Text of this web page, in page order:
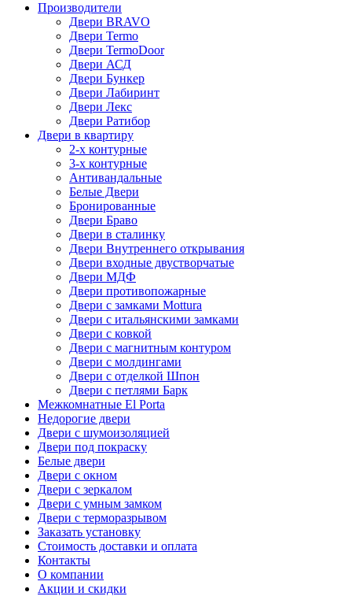
Производители
Двери BRAVO
Двери Termo
Двери TermoDoor
Двери АСД
Двери Бункер
Двери Лабиринт
Двери Лекс
Двери Ратибор
Двери в квартиру
2-х контурные
3-х контурные
Антивандальные
Белые Двери
Бронированные
Двери Браво
Двери в сталинку
Двери Внутреннего открывания
Двери входные двустворчатые
Двери МДФ
Двери противопожарные
Двери с замками Mottura
Двери с итальянскими замками
Двери с ковкой
Двери с магнитным контуром
Двери с молдингами
Двери с отделкой Шпон
Двери с петлями Барк
Межкомнатные El Porta
Недорогие двери
Двери с шумоизоляцией
Двери под покраску
Белые двери
Двери с окном
Двери с зеркалом
Двери с умным замком
Двери с терморазрывом
Заказать установку
Стоимость доставки и оплата
Контакты
О компании
Акции и скидки